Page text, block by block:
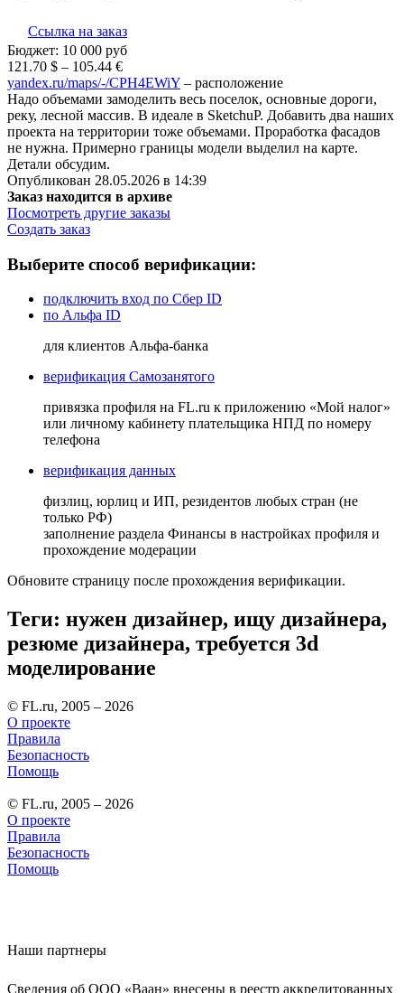
Ссылка на заказ
Бюджет: 10 000 руб
121.70 $ – 105.44 €
yandex.ru/maps/-/CPH4EWiY – расположение
Надо объемами замоделить весь поселок, основные дороги,
реку, лесной массив. В идеале в SketchuP. Добавить два наших
проекта на территории тоже объемами. Проработка фасадов
не нужна. Примерно границы модели выделил на карте.
Детали обсудим.
Опубликован 28.05.2026 в 14:39
Заказ находится в архиве
Посмотреть другие заказы
Создать заказ
Выберите способ верификации:
подключить вход по Сбер ID
по Альфа ID
для клиентов Альфа-банка
верификация Самозанятого
привязка профиля на FL.ru к приложению «Мой налог»
или личному кабинету плательщика НПД по номеру
телефона
верификация данных
физлиц, юрлиц и ИП, резидентов любых стран (не
только РФ)
заполнение раздела Финансы в настройках профиля и
прохождение модерации
Обновите страницу после прохождения верификации.
Теги: нужен дизайнер, ищу дизайнера,
резюме дизайнера, требуется 3d
моделирование
© FL.ru, 2005 – 2026
О проекте
Правила
Безопасность
Помощь
© FL.ru, 2005 – 2026
О проекте
Правила
Безопасность
Помощь
Наши партнеры
Сведения об ООО «Ваан» внесены в реестр аккредитованных